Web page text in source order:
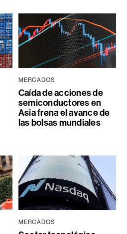
MERCADOS
Caída de acciones de
semiconductores en
Asia frena el avance de
las bolsas mundiales
MERCADOS